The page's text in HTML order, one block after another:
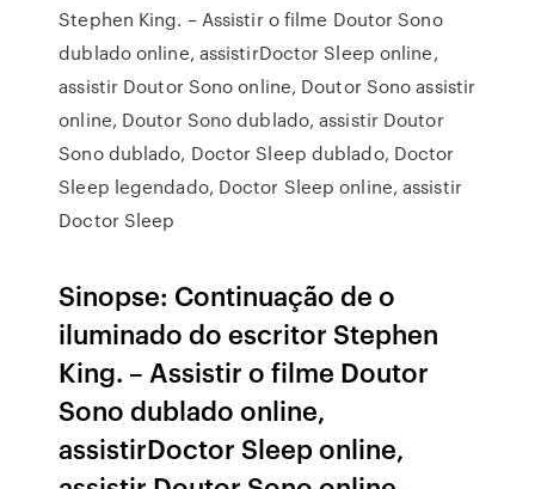
Stephen King. – Assistir o filme Doutor Sono
dublado online, assistirDoctor Sleep online,
assistir Doutor Sono online, Doutor Sono assistir
online, Doutor Sono dublado, assistir Doutor
Sono dublado, Doctor Sleep dublado, Doctor
Sleep legendado, Doctor Sleep online, assistir
Doctor Sleep
Sinopse: Continuação de o
iluminado do escritor Stephen
King. – Assistir o filme Doutor
Sono dublado online,
assistirDoctor Sleep online,